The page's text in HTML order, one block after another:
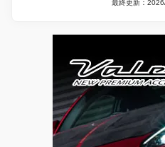
最終更新：